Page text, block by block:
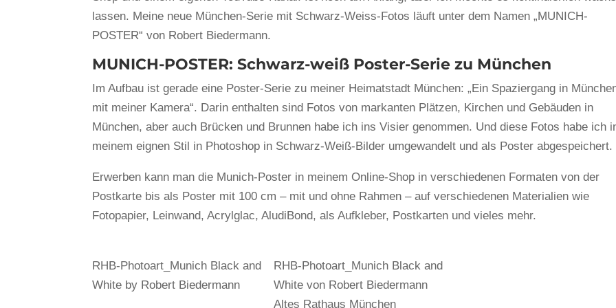
lassen. Meine neue München-Serie mit Schwarz-Weiss-Fotos läuft unter dem Namen „MUNICH-
POSTER“ von Robert Biedermann.
MUNICH-POSTER: Schwarz-weiß Poster-Serie zu München
Im Aufbau ist gerade eine Poster-Serie zu meiner Heimatstadt München: „Ein Spaziergang in
mit meiner Kamera“. Darin enthalten sind Fotos von markanten Plätzen, Kirchen und Gebäuden in
München, aber auch Brücken und Brunnen habe ich ins Visier genommen. Und diese Fotos habe ich
meinem eignen Stil in Photoshop in Schwarz-Weiß-Bilder umgewandelt und als Poster abgespeichert.
Erwerben kann man die Munich-Poster in meinem Online-Shop in verschiedenen Formaten von der
Postkarte bis als Poster mit 100 cm – mit und ohne Rahmen – auf verschiedenen Materialien wie
Fotopapier, Leinwand, Acrylglac, AludiBond, als Aufkleber, Postkarten und vieles mehr.
RHB-Photoart_Munich Black and
White by Robert Biedermann
RHB-Photoart_Munich Black and
White von Robert Biedermann
Altes Rathaus München